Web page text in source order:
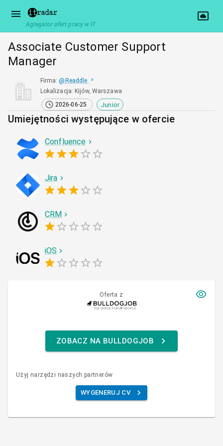
Agregator ofert pracy w IT
Associate Customer Support
Manager
Firma: @ Readdle
Lokalizacja: Kijów, Warszawa
2026-06-25
Junior
Umiejętności występujące w ofercie
Confluence
Jira
CRM
iOS
Oferta z
ZOBACZ NA BULLDOGJOB
Użyj narzędzi naszych partnerów
WYGENERUJ CV